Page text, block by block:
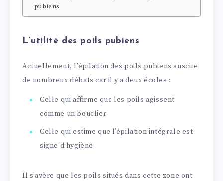
pubiens
L’utilité des poils pubiens
Actuellement, l’épilation des poils pubiens suscite
de nombreux débats car il y a deux écoles :
Celle qui affirme que les poils agissent
comme un bouclier
Celle qui estime que l’épilation intégrale est
signe d’hygiène
Il s’avère que les poils situés dans cette zone ont